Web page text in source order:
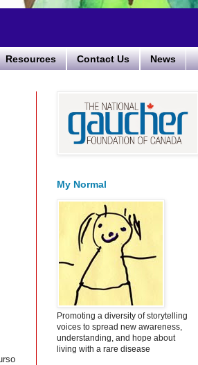
Resources Contact Us News
My Normal
Promoting a diversity of storytelling
voices to spread new awareness,
understanding, and hope about
living with a rare disease